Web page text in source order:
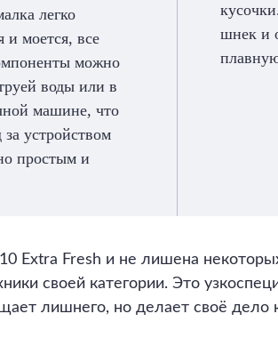
легко
и моется, все
можно
воды или в
машине, что
за устройством
простым и
шнек и
Extra Fresh и не лишена
своей категории. Это
лишнего, но делает своё дело